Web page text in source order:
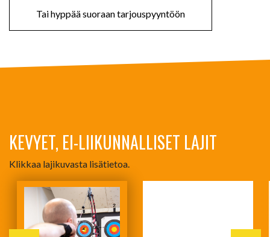
Tai hyppää suoraan tarjouspyyntöön
KEVYET, EI-LIIKUNNALLISET LAJIT
Klikkaa lajikuvasta lisätietoa.